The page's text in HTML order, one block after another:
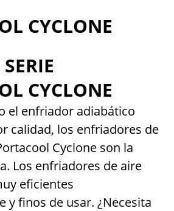
CYCLONE
CYCLONE
el enfriador adiabático
calidad, los enfriadores de
Cyclone son la
Los enfriadores de aire
eficientes
y finos de usar. ¿Necesita